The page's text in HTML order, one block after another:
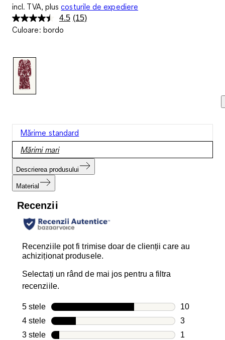
incl. TVA, plus costurile de expediere
4.5 Citiți
(15)
Culoare: bordo
Mărime standard
Mărimi mari
Descrierea produsului
Material
Recenzii
Recenziile pot fi trimise doar de clienții care au
achiziționat produsele.
Selectați un rând de mai jos pentru a filtra
recenziile.
5 stele stele
10
10 recenzii
4 stele stele
3
3 recenzii
3 stele stele
1